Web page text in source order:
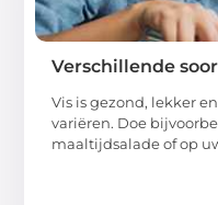
Verschillende
Vis is gezond, lekker
variëren. Doe
maaltijdsalade of op